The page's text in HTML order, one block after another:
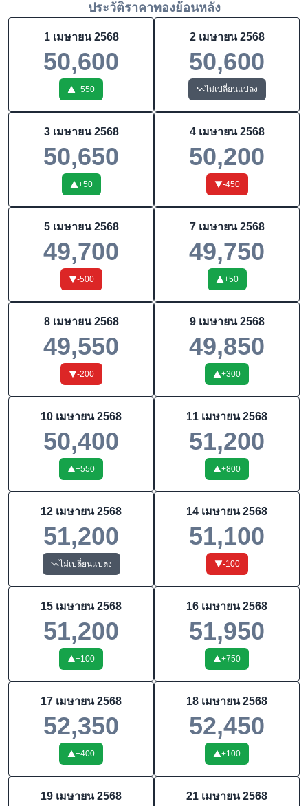
ประวัติราคาทองย้อนหลัง
1 เมษายน 2568
50,600
+550
2 เมษายน 2568
50,600
ไม่เปลี่ยนแปลง
3 เมษายน 2568
50,650
+50
4 เมษายน 2568
50,200
-450
5 เมษายน 2568
49,700
-500
7 เมษายน 2568
49,750
+50
8 เมษายน 2568
49,550
-200
9 เมษายน 2568
49,850
+300
10 เมษายน 2568
50,400
+550
11 เมษายน 2568
51,200
+800
12 เมษายน 2568
51,200
ไม่เปลี่ยนแปลง
14 เมษายน 2568
51,100
-100
15 เมษายน 2568
51,200
+100
16 เมษายน 2568
51,950
+750
17 เมษายน 2568
52,350
+400
18 เมษายน 2568
52,450
+100
19 เมษายน 2568 21 เมษายน 2568